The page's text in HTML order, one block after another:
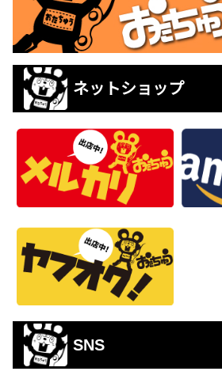
ネットショップ
SNS